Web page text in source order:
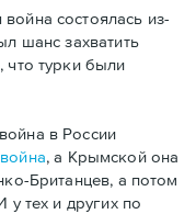
состоялась из-
шанс захватить
турки были
в России
, а Крымской она
Британцев, а потом
у тех и других по